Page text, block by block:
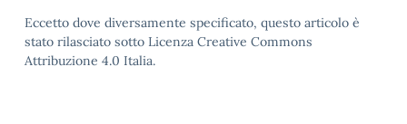
Eccetto dove diversamente specificato, questo articolo è
stato rilasciato sotto Licenza Creative Commons
Attribuzione 4.0 Italia.